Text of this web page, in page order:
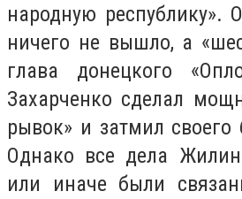
народную республику».
ничего не вышло, а
глава донецкого
Захарченко сделал
рывок» и затмил
Однако все дела
или иначе были